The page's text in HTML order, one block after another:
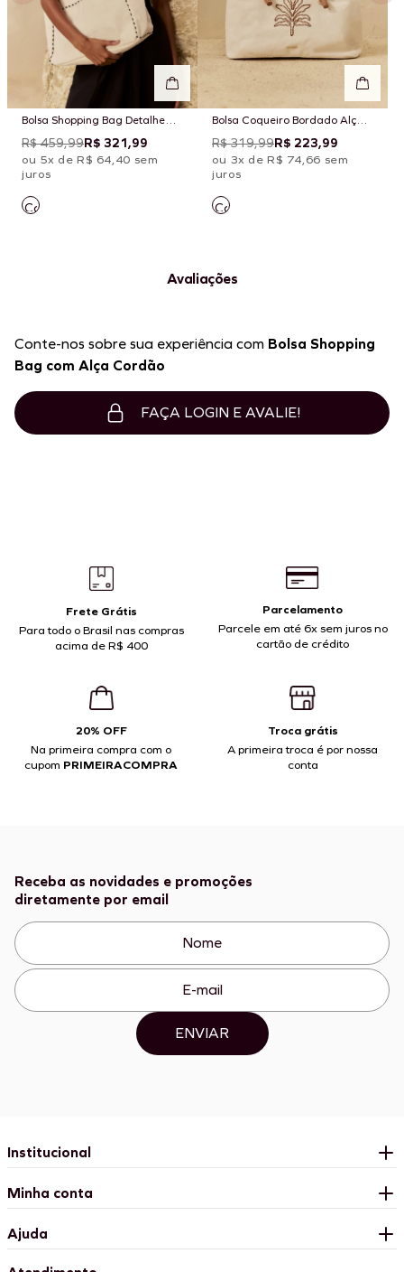
Bolsa Shopping Bag Detalhe
Vivo
R$ 459,99R$ 321,99
ou 5x de R$ 64,40 sem
juros
Bolsa Coqueiro Bordado Alça
Corda
R$ 319,99R$ 223,99
ou 3x de R$ 74,66 sem
juros
Avaliações
Conte-nos sobre sua experiência com Bolsa Shopping
Bag com Alça Cordão
FAÇA LOGIN E AVALIE!
Frete Grátis
Para todo o Brasil nas compras
acima de R$ 400
Parcelamento
Parcele em até 6x sem juros no
cartão de crédito
20% OFF
Na primeira compra com o
cupom PRIMEIRACOMPRA
Troca grátis
A primeira troca é por nossa
conta
Receba as novidades e promoções
diretamente por email
ENVIAR
Institucional
Minha conta
Ajuda